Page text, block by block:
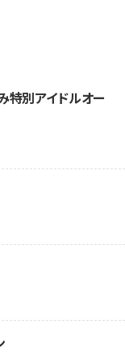
特別アイドルオー